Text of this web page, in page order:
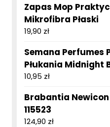
Zapas Mop
Mikrofibra Płaski
19,90 zł
Semana Perfumes
Płukania Midnight
10,95 zł
Brabantia Newicon
115523
124,90 zł